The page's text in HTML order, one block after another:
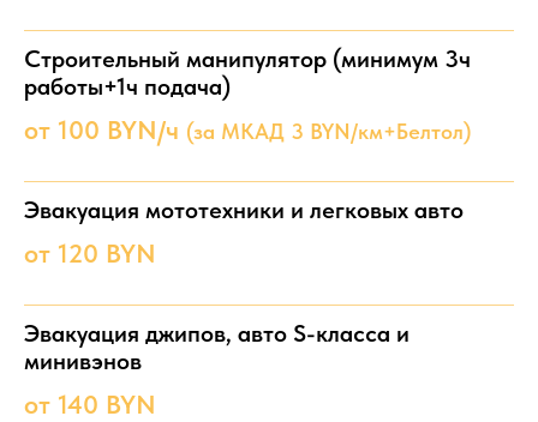
Строительный манипулятор (минимум 3ч
работы+1ч подача)
от 100 BYN/ч (за МКАД 3 BYN/км+Белтол)
Эвакуация мототехники и легковых авто
от 120 BYN
Эвакуация джипов, авто S-класса и
минивэнов
от 140 BYN